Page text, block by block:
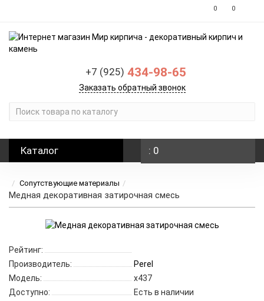
0 0
+7 (925) 434-98-65
Заказать обратный звонок
Каталог : 0
Сопутствующие материалы
Медная декоративная затирочная смесь
Рейтинг:
Производитель:
Perel
Модель:
x437
Доступно:
Есть в наличии